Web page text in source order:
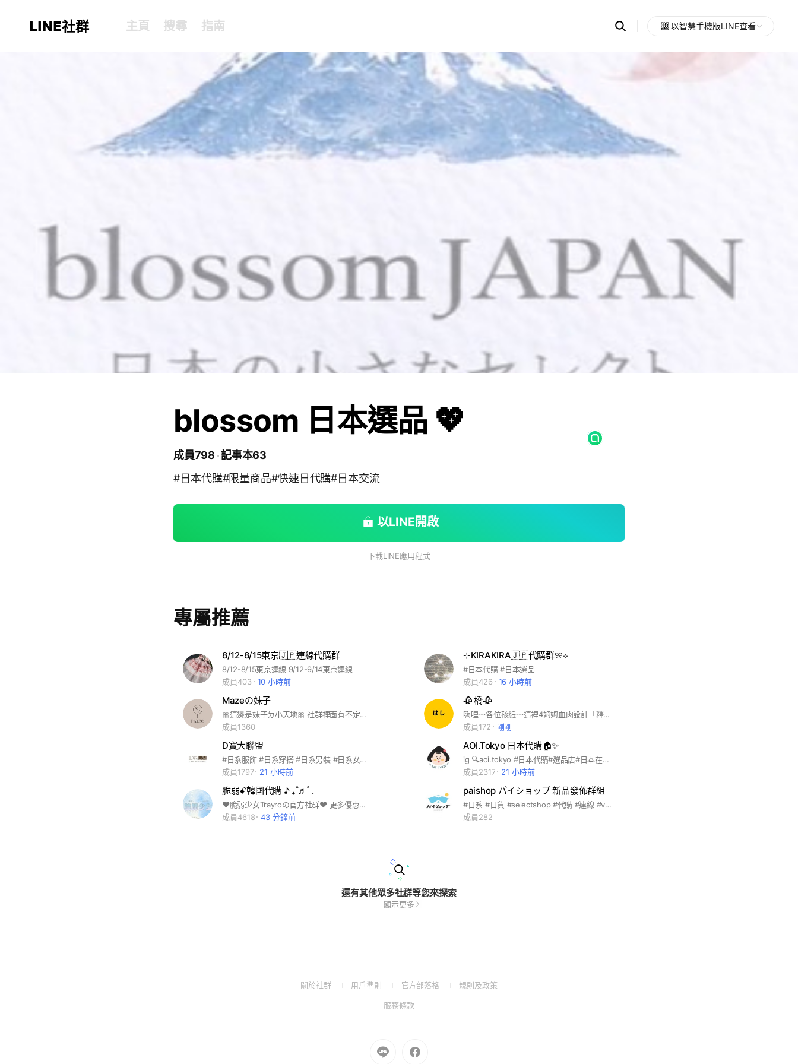
LINE社群 主頁 搜尋 指南 Search
OpenChats
messages
search
以智慧手機版LINE查看
blossom 日本選品 💖
成員798 記事本63
#日本代購#限量商品#快速日代購#日本交流
以LINE開啟
下載LINE應用程式
專屬推薦
8/12-8/15東京🇯🇵連線代購群
8/12-8/15東京連線 9/12-9/14東京連線
成員403
10 小時前
⊹KIRAKIRA🇯🇵代購群୨୧⊹
#日本代購 #日本選品
成員426
16 小時前
Mazeの妹子
🎀這邊是妹子ㄉ小天地🎀 社群裡面有不定期活動 跟連線快速收單商品 或是可能不會上架到IGの各種商品！ 也可以跟大家分享一些東東の小天地 歡迎大家告訴大家ﾌｯ(⸝⸝⸝≖ᴗ≖​⸝⸝)‧⁺✧* 🌟購買請截圖至官方Line 官方Line帳號｜@pak8625p 🌟IG｜maze.tw__
成員1360
🥀 橋🥀
嗨哩～各位孩紙～這裡4姆姆血肉設計「釋出」「許願」ㄉ秘密基地😛在這裡都4非常有愛ㄉ孩紙🫶大家都要好好相處有禮貌唷🐧🐧這裡只能釋出姆姆血肉設計款👗👗👗禁止打廣告唷！ㄧ發現有不禮貌或者違反規定，會被姆姆處罰！94不能再這ㄍ秘密基地惹🥹🥹相信各位孩紙鼻費醬子壞壞！🫶🫶🫶愛尼棉ㄉ姆姆🐸🐸
成員172
剛剛
D寶大聯盟
#日系服飾 #日系穿搭 #日系男裝 #日系女裝 #日系情侶裝 #情侶裝 #情侶穿搭
成員1797
21 小時前
AOI.Tokyo 日本代購🏠✨
ig 🔍aoi.tokyo #日本代購#選品店#日本在住中🇯🇵
成員2317
21 小時前
脆弱ꗃ韓國代購 ♪ ₊˚♬ﾟ.
❤︎脆弱少女Trayroの官方社群❤︎ 更多優惠及日韓連線消息皆在群內࿐♪
成員4618
43 分鐘前
paishop パイショップ 新品發佈群組
#日系 #日貨 #selectshop #代購 #連線 #vintage #古著 #設計師手作 #設計師品牌 #台灣原創 #連線代購 #日本品牌 #日本手作 #選物店 #日本製 #台灣製 #日本連線
成員282
還有其他眾多社群等您來探索
顯示更多
關於社群
(Open用戶準則
(Open
a
官方部落格
(Open規則及政策(Open
服務條款(Open
window)
Go
to
Go
to